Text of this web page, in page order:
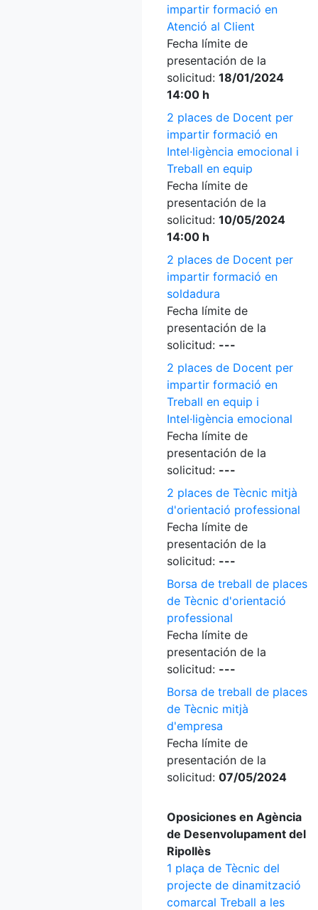
impartir formació en
Atenció al Client
Fecha límite de
presentación de la
solicitud: 18/01/2024
14:00 h
2 places de Docent per
impartir formació en
Intel·ligència emocional i
Treball en equip
Fecha límite de
presentación de la
solicitud: 10/05/2024
14:00 h
2 places de Docent per
impartir formació en
soldadura
Fecha límite de
presentación de la
solicitud: ---
2 places de Docent per
impartir formació en
Treball en equip i
Intel·ligència emocional
Fecha límite de
presentación de la
solicitud: ---
2 places de Tècnic mitjà
d'orientació professional
Fecha límite de
presentación de la
solicitud: ---
Borsa de treball de places
de Tècnic d'orientació
professional
Fecha límite de
presentación de la
solicitud: ---
Borsa de treball de places
de Tècnic mitjà
d'empresa
Fecha límite de
presentación de la
solicitud: 07/05/2024
Oposiciones en Agència
de Desenvolupament del
Ripollès
1 plaça de Tècnic del
projecte de dinamització
comarcal Treball a les